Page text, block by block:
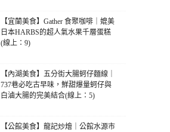
【宜蘭美食】Gather 食聚咖啡｜媲美
日本HARBS的超人氣水果千層蛋糕
(線上：9)
【內湖美食】五分街大腸蚵仔麵線｜
737巷必吃古早味，鮮甜爆量蚵仔與
白滷大腸的完美結合(線上：5)
【公館美食】龍記炒燴｜公館水源市